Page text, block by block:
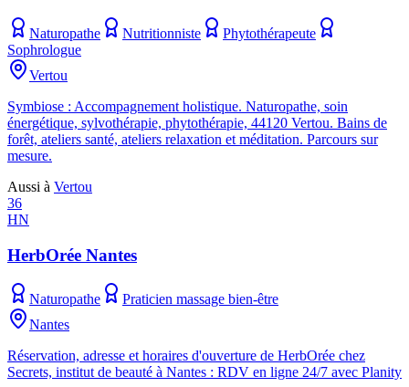
Naturopathe Nutritionniste
Phytothérapeute
Sophrologue
Vertou
Symbiose : Accompagnement holistique. Naturopathe, soin
énergétique, sylvothérapie, phytothérapie, 44120 Vertou. Bains de
forêt, ateliers santé, ateliers relaxation et méditation. Parcours sur
mesure.
Aussi à Vertou
36
HN
HerbOrée Nantes
Naturopathe
Praticien massage bien-être
Nantes
Réservation, adresse et horaires d'ouverture de HerbOrée chez
Secrets, institut de beauté à Nantes : RDV en ligne 24/7 avec Planity